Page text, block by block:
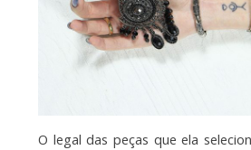
O legal das peças que ela